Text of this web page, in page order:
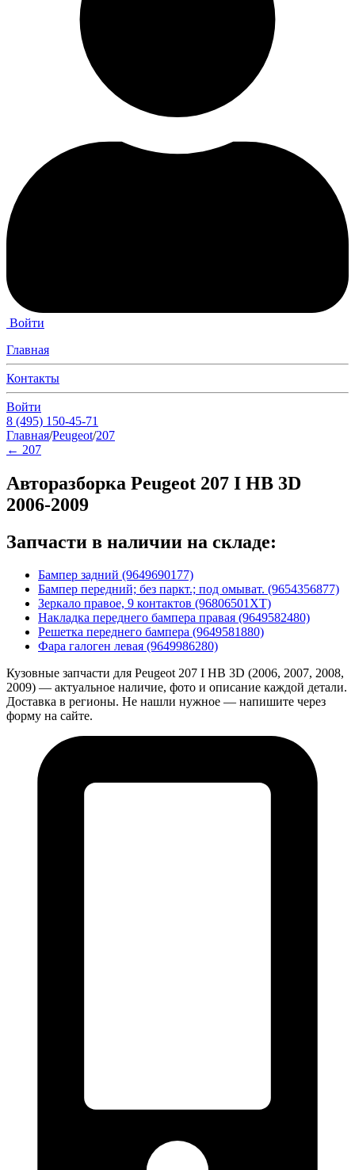
Войти
Главная
Контакты
Войти
8 (495) 150-45-71
Главная/Peugeot/207
← 207
Авторазборка Peugeot 207 I HB 3D
2006-2009
Запчасти в наличии на складе:
Бампер задний (9649690177)
Бампер передний; без паркт.; под омыват. (9654356877)
Зеркало правое, 9 контактов (96806501XT)
Накладка переднего бампера правая (9649582480)
Решетка переднего бампера (9649581880)
Фара галоген левая (9649986280)
Кузовные запчасти для Peugeot 207 I HB 3D (2006, 2007, 2008,
2009) — актуальное наличие, фото и описание каждой детали.
Доставка в регионы. Не нашли нужное — напишите через
форму на сайте.